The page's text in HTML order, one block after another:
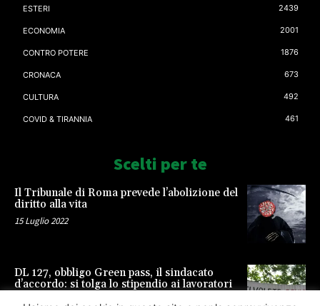
ESTERI 2439
ECONOMIA 2001
CONTRO POTERE 1876
CRONACA 673
CULTURA 492
COVID & TIRANNIA 461
Scelti per te
Il Tribunale di Roma prevede l’abolizione del
diritto alla vita
15 Luglio 2022
DL 127, obbligo Green pass, il sindacato
d’accordo: si tolga lo stipendio ai lavoratori